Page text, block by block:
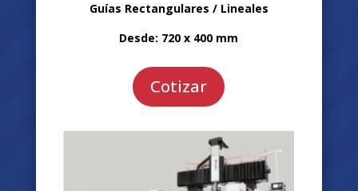
Guías Rectangulares / Lineales
Desde: 720 x 400 mm
Cotizar